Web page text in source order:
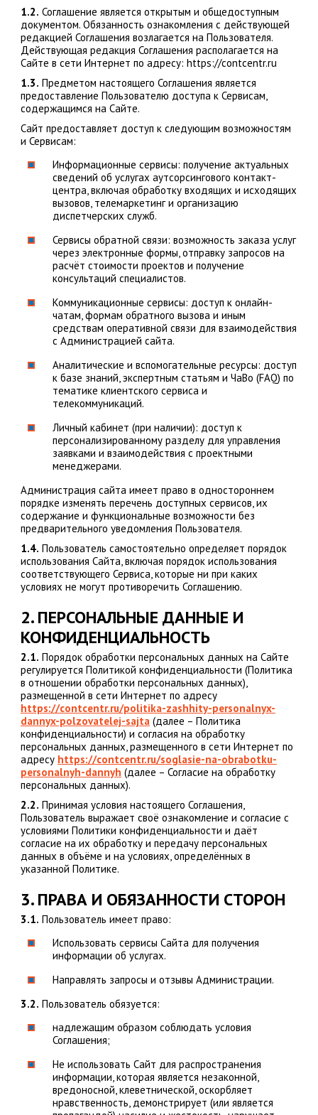
1.2. Соглашение является открытым и общедоступным
документом. Обязанность ознакомления с действующей
редакцией Соглашения возлагается на Пользователя.
Действующая редакция Соглашения располагается на
Сайте в сети Интернет по адресу: https://contcentr.ru
1.3. Предметом настоящего Соглашения является
предоставление Пользователю доступа к Сервисам,
содержащимся на Сайте.
Сайт предоставляет доступ к следующим возможностям
и Сервисам:
Информационные сервисы: получение актуальных
сведений об услугах аутсорсингового контакт-
центра, включая обработку входящих и исходящих
вызовов, телемаркетинг и организацию
диспетчерских служб.
Сервисы обратной связи: возможность заказа услуг
через электронные формы, отправку запросов на
расчёт стоимости проектов и получение
консультаций специалистов.
Коммуникационные сервисы: доступ к онлайн-
чатам, формам обратного вызова и иным
средствам оперативной связи для взаимодействия
с Администрацией сайта.
Аналитические и вспомогательные ресурсы: доступ
к базе знаний, экспертным статьям и ЧаВо (FAQ) по
тематике клиентского сервиса и
телекоммуникаций.
Личный кабинет (при наличии): доступ к
персонализированному разделу для управления
заявками и взаимодействия с проектными
менеджерами.
Администрация сайта имеет право в одностороннем
порядке изменять перечень доступных сервисов, их
содержание и функциональные возможности без
предварительного уведомления Пользователя.
1.4. Пользователь самостоятельно определяет порядок
использования Сайта, включая порядок использования
соответствующего Сервиса, которые ни при каких
условиях не могут противоречить Соглашению.
2. ПЕРСОНАЛЬНЫЕ ДАННЫЕ И
КОНФИДЕНЦИАЛЬНОСТЬ
2.1. Порядок обработки персональных данных на Сайте
регулируется Политикой конфиденциальности (Политика
в отношении обработки персональных данных),
размещенной в сети Интернет по адресу
https://contcentr.ru/politika-zashhity-personalnyx-
dannyx-polzovatelej-sajta(далее – Политика
конфиденциальности) и согласия на обработку
персональных данных, размещенного в сети Интернет по
адресу https://contcentr.ru/soglasie-na-obrabotku-
personalnyh-dannyh (далее – Согласие на обработку
персональных данных).
2.2. Принимая условия настоящего Соглашения,
Пользователь выражает своё ознакомление и согласие с
условиями Политики конфиденциальности и даёт
согласие на их обработку и передачу персональных
данных в объёме и на условиях, определённых в
указанной Политике.
3. ПРАВА И ОБЯЗАННОСТИ СТОРОН
3.1. Пользователь имеет право:
Использовать сервисы Сайта для получения
информации об услугах.
Направлять запросы и отзывы Администрации.
3.2. Пользователь обязуется:
надлежащим образом соблюдать условия
Соглашения;
Не использовать Сайт для распространения
информации, которая является незаконной,
вредоносной, клеветнической, оскорбляет
нравственность, демонстрирует (или является